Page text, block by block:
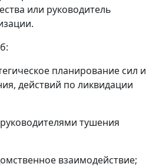
или руководитель
планирование сил и
действий по ликвидации
тушения
взаимодействие;